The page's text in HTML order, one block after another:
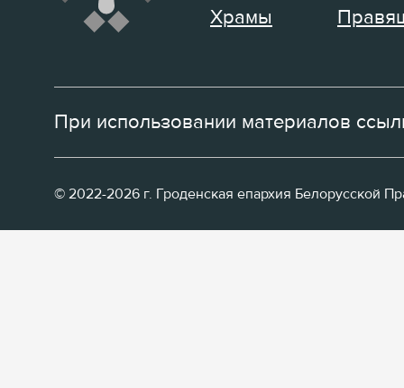
Храмы
При использовании материалов
© 2022-2026 г. Гроденская епархия Белорусской